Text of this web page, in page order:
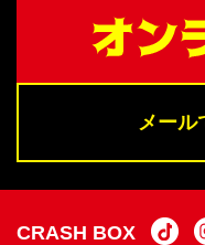
メール
CRASH BOX